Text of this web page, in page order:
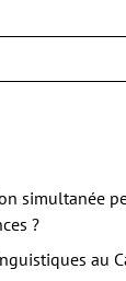
simultanée
?
au